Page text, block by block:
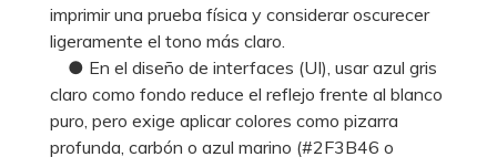
imprimir una prueba física y considerar oscurecer
ligeramente el tono más claro.
● En el diseño de interfaces (UI), usar azul gris
claro como fondo reduce el reflejo frente al blanco
puro, pero exige aplicar colores como pizarra
profunda, carbón o azul marino (#2F3B46 o